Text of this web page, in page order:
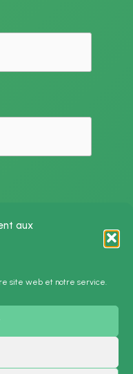
aux
site web et notre service.